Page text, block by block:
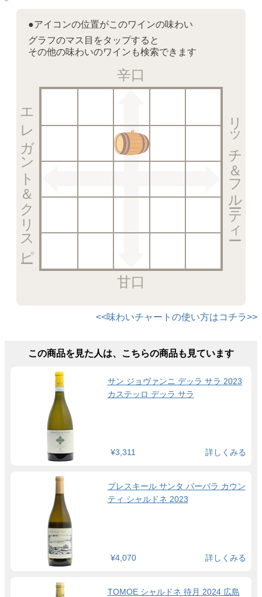
●アイコンの位置がこのワインの味わい
グラフのマス目をタップすると
その他の味わいのワインも検索できます
辛口
リッチ＆フルーティー
甘口
エレガント＆クリスピー
<<味わいチャートの使い方はコチラ>>
この商品を見た人は、こちらの商品も見ています
サン ジョヴァンニ デッラ サラ 2023
カステッロ デッラ サラ
¥3,311 詳しくみる
プレスキール サンタ バーバラ カウン
ティ シャルドネ 2023
¥4,070 詳しくみる
TOMOE シャルドネ 待月 2024 広島